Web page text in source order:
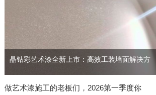
晶钻彩艺术漆全新上市：高效工装墙面解决方
做艺术漆施工的老板们，2026第一季度你